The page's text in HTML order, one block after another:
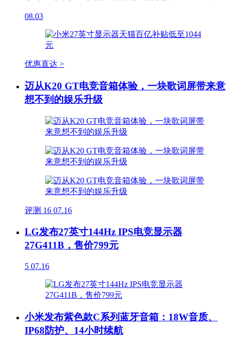
08.03
优惠直达 >
迈从K20 GT电竞音箱体验，一块歌词屏带来意
想不到的娱乐升级
评测 16 07.16
LG发布27英寸144Hz IPS电竞显示器
27G411B，售价799元
5 07.16
小米发布紫色款C系列蓝牙音箱：18W音质、
IP68防护、14小时续航